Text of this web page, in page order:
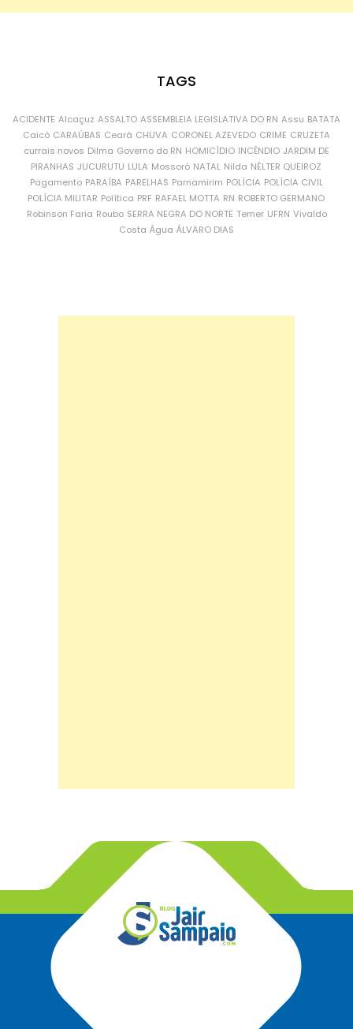
TAGS
ACIDENTE Alcaçuz ASSALTO ASSEMBLEIA LEGISLATIVA DO RN Assu BATATA
Caicó CARAÚBAS Ceará CHUVA CORONEL AZEVEDO CRIME CRUZETA
currais novos Dilma Governo do RN HOMICÍDIO INCÊNDIO JARDIM DE
PIRANHAS JUCURUTU LULA Mossoró NATAL Nilda NÉLTER QUEIROZ
Pagamento PARAÍBA PARELHAS Parnamirim POLÍCIA POLÍCIA CIVIL
POLÍCIA MILITAR Política PRF RAFAEL MOTTA RN ROBERTO GERMANO
Robinson Faria Roubo SERRA NEGRA DO NORTE Temer UFRN Vivaldo
Costa Água ÁLVARO DIAS